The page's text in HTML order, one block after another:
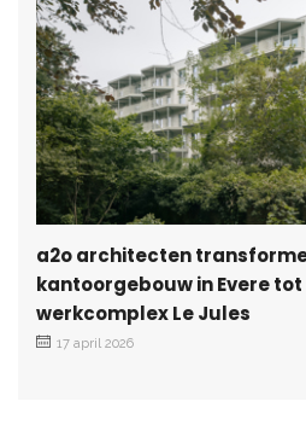
a2o architecten
kantoorgebouw in Evere
werkcomplex Le Jules
17 april 2026